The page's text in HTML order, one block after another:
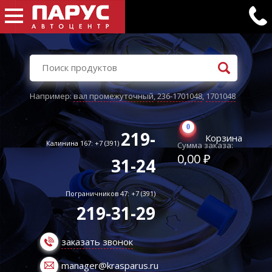
Например:вал промежуточный,236-1701048,1701048
Калинина 167: +7 (391) 219-
31-24
Пограничников 47: +7 (391)
219-31-29
заказать звонок
manager@krasparus.ru
0
Корзина
Сумма заказа:
0,00 ₽